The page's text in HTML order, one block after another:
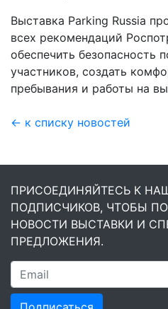
Выставка Parking Russia
всех рекомендаций
обеспечить безопасность
участников, создать
пребывания и работы на
← к списку новостей
ПРИСОЕДИНЯЙТЕСЬ К
ПОДПИСЧИКОВ, ЧТОБЫ
НОВОСТИ ВЫСТАВКИ И
ПРЕДЛОЖЕНИЯ.